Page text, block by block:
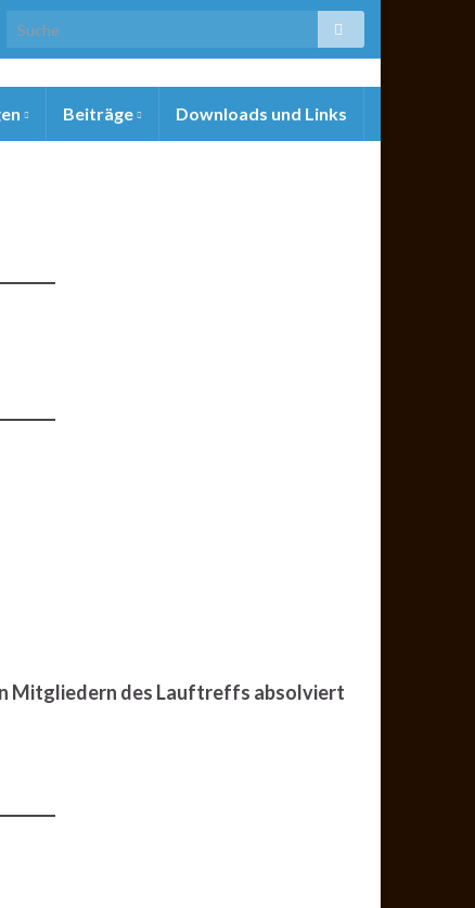
Beiträge Downloads und Links
Mitgliedern des Lauftreffs absolviert